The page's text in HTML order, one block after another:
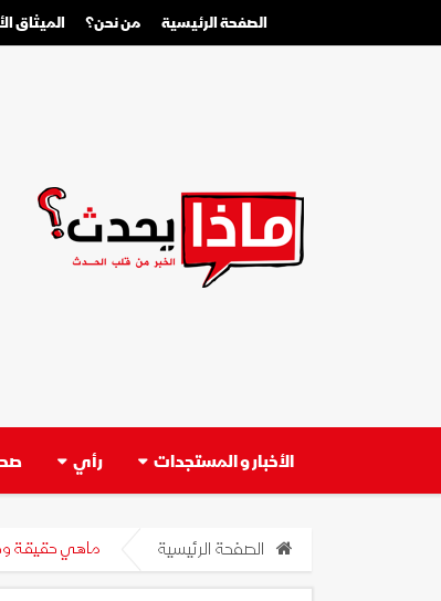
الصفحة الرئيسية من نحن؟ الميثاق
الأخبار و المستجدات رأي
الصفحة الرئيسية ماهي حقيقة